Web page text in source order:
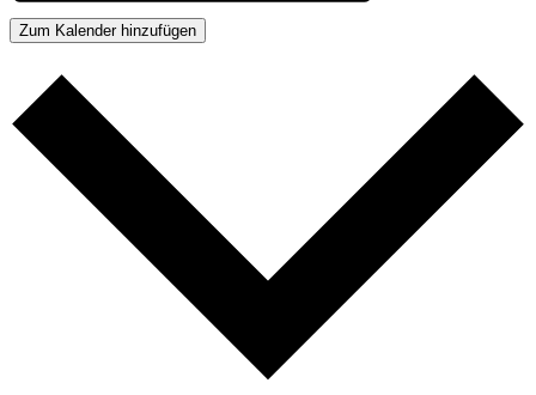
Zum Kalender hinzufügen